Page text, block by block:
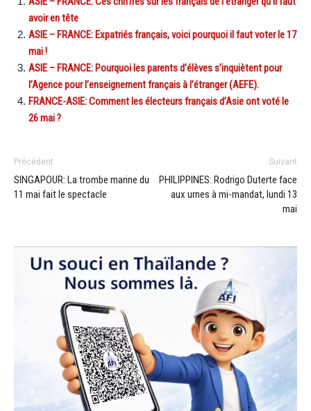
avoir en tête
ASIE – FRANCE: Expatriés français, voici pourquoi il faut voter le 17
mai !
ASIE – FRANCE: Pourquoi les parents d’élèves s’inquiètent pour
l’Agence pour l’enseignement français à l’étranger (AEFE).
FRANCE-ASIE: Comment les électeurs français d’Asie ont voté le
26 mai ?
Précédent
SINGAPOUR: La trombe marine du
11 mai fait le spectacle
Suivant
PHILIPPINES: Rodrigo Duterte face
aux urnes à mi-mandat, lundi 13
mai